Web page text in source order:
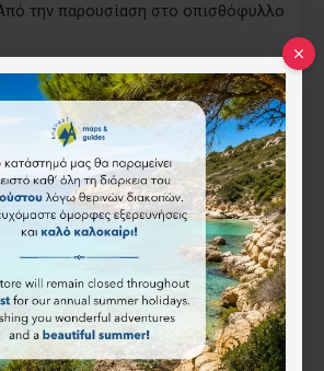
την παρουσίαση στο οπισθόφυλλο
της γεωγραφίας» του Τιμ
μετάφραση του Σπυρίδωνα
καλά φροντισμένο και επιμελημένο
του προτερήματα, που το καθιστούν
να προσθέσουμε και το εξής:
το 2015, ο συγγραφέας του
διαρκώς. Έτσι, η
που θα βρείτε αυτήν τη στιγμή
είναι η τέταρτη στη σειρά και
και γεγονότα του 2020!» (Κώστας
04/08/2021)